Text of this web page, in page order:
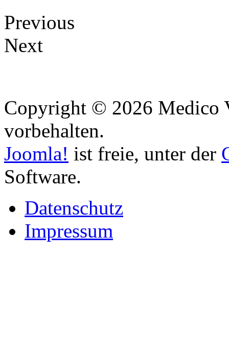
Previous
Next
Copyright © 2026 Medico
vorbehalten.
Joomla! ist freie, unter der
Software.
Datenschutz
Impressum